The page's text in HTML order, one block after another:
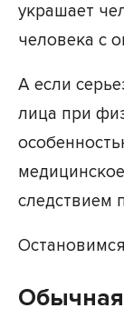
украшает
человека с
А если
лица при
следствием